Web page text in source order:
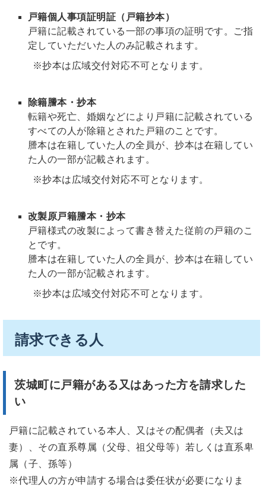
戸籍個人事項証明証（戸籍抄本）
戸籍に記載されている一部の事項の証明です。ご指
定していただいた人のみ記載されます。
※抄本は広域交付対応不可となります。
除籍謄本・抄本
転籍や死亡、婚姻などにより戸籍に記載されている
すべての人が除籍とされた戸籍のことです。
謄本は在籍していた人の全員が、抄本は在籍してい
た人の一部が記載されます。
※抄本は広域交付対応不可となります。
改製原戸籍謄本・抄本
戸籍様式の改製によって書き替えた従前の戸籍のこ
とです。
謄本は在籍していた人の全員が、抄本は在籍してい
た人の一部が記載されます。
※抄本は広域交付対応不可となります。
請求できる人
茨城町に戸籍がある又はあった方を請求した
い
戸籍に記載されている本人、又はその配偶者（夫又は
妻）、その直系尊属（父母、祖父母等）若しくは直系卑
属（子、孫等）
※代理人の方が申請する場合は委任状が必要になりま